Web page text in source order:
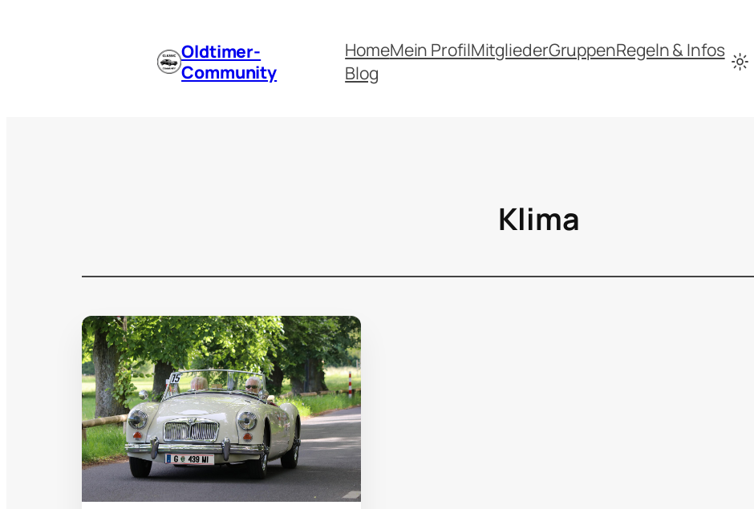
Oldtimer-
Community
HomeMein ProfilMitgliederGruppenRegeln & Infos
Blog
Klima